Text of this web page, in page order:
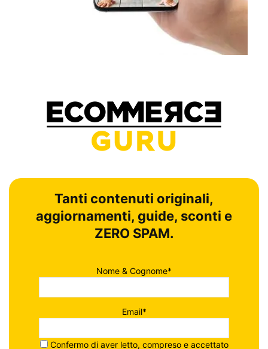
Tanti contenuti originali,
aggiornamenti, guide, sconti e
ZERO SPAM.
Nome & Cognome*
Email*
Confermo di aver letto, compreso e accettato